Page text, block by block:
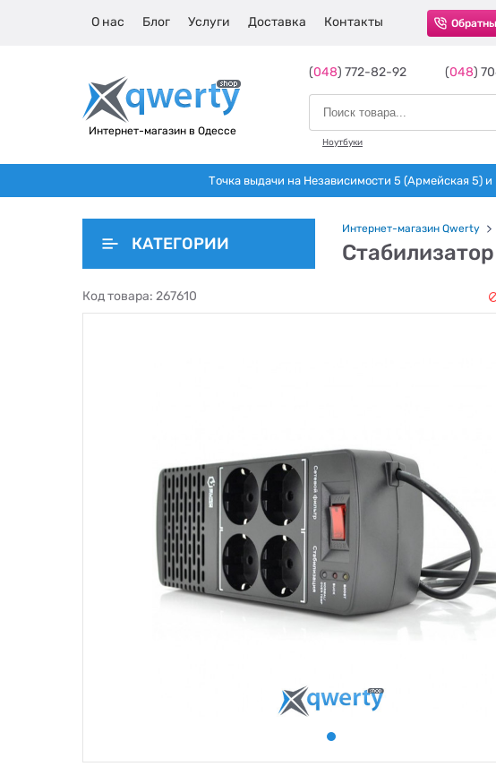
О нас Блог Услуги Доставка Контакты
Интернет-магазин в Одессе
(048) 772-82-92 (048)
Ноутбуки
Точка выдачи на Независимости 5 (Армейская 5)
КАТЕГОРИИ
Интернет-магазин Qwerty
Код товара: 267610